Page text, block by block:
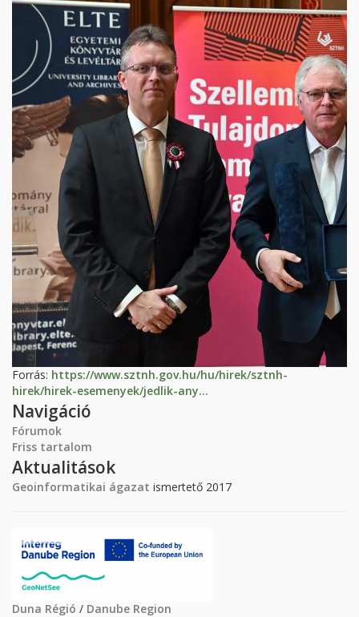
Forrás: https://www.sztnh.gov.hu/hu/hirek/sztnh-
hirek/hirek-esemenyek/jedlik-any...
Navigáció
Fórumok
Friss tartalom
Aktualitások
Geoinformatikai ágazat ismertető 2017
Duna Régió / Danube Region